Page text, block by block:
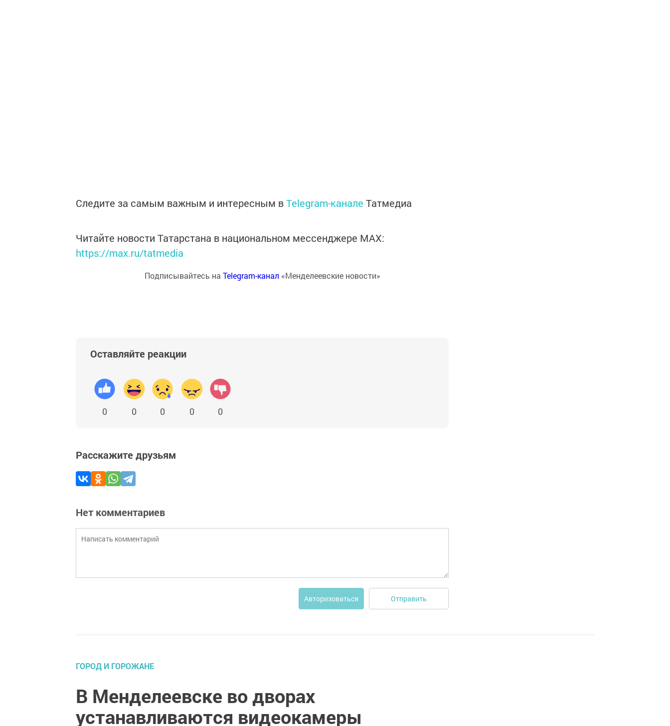
Следите за самым важным и интересным вTelegram-канале Татмедиа
Читайте новости Татарстана в национальном мессенджере MАХ:
https://max.ru/tatmedia
Подписывайтесь на Telegram-канал «Менделеевские новости»
Оставляйте реакции
0 0 0 0 0
Расскажите друзьям
Нет комментариев
Авторизоваться Отправить
ГОРОД И ГОРОЖАНЕ
В Менделеевске во дворах
устанавливаются видеокамеры